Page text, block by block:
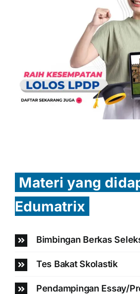
Materi yang
Edumatrix
Bimbingan Berkas
Tes Bakat Skolastik
Pendampingan Essay/